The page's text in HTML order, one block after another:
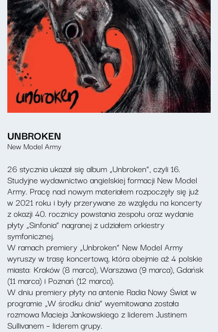
UNBROKEN
New Model Army
26 stycznia ukazał się album „Unbroken”, czyli 16.
Studyjne wydawnictwo angielskiej formacji New Model
Army. Pracę nad nowym materiałem rozpoczęły się już
w 2021 roku i były przerywane ze względu na koncerty
z okazji 40. rocznicy powstania zespołu oraz wydanie
płyty „Sinfonia” nagranej z udziałem orkiestry
symfonicznej.
W ramach premiery „Unbroken” New Model Army
wyruszy w trasę koncertową, która obejmie aż 4 polskie
miasta: Kraków (8 marca), Warszawa (9 marca), Gdańsk
(11 marca) i Poznań (12 marca).
W dniu premiery płyty na antenie Radia Nowy Świat w
programie „W środku dnia” wyemitowana została
rozmowa Macieja Jankowskiego z liderem Justinem
Sullivanem – liderem grupy.